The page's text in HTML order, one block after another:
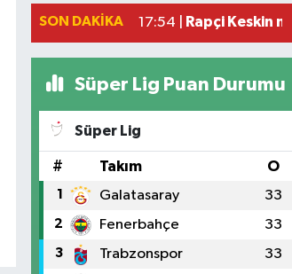
SON DAKIKA
17:36 |
Havza'da
Süper Lig Puan Durumu
Süper Lig
# Takım O
1 Galatasaray 33
2 Fenerbahçe 33
3 Trabzonspor 33